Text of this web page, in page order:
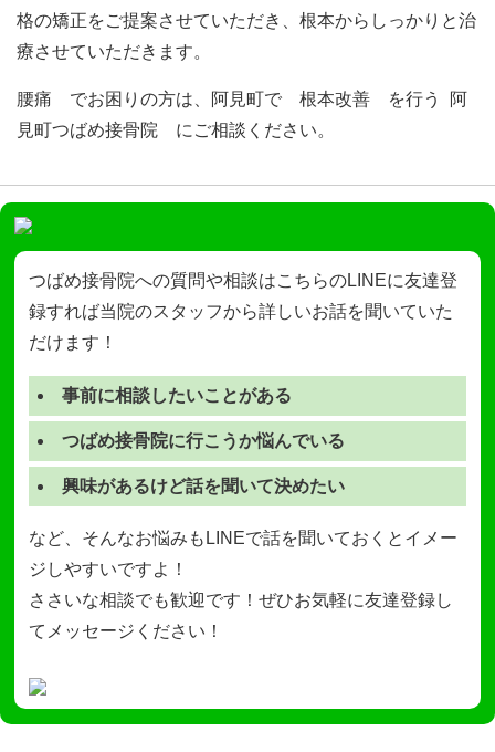
格の矯正をご提案させていただき、根本からしっかりと治
療させていただきます。
腰痛 でお困りの方は、阿見町で 根本改善 を行う 阿
見町つばめ接骨院 にご相談ください。
つばめ接骨院への質問や相談はこちらのLINEに友達登
録すれば当院のスタッフから詳しいお話を聞いていた
だけます！
事前に相談したいことがある
つばめ接骨院に行こうか悩んでいる
興味があるけど話を聞いて決めたい
など、そんなお悩みもLINEで話を聞いておくとイメー
ジしやすいですよ！
ささいな相談でも歓迎です！ぜひお気軽に友達登録し
てメッセージください！